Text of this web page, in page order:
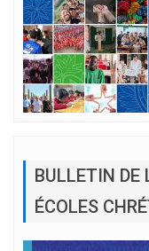
BULLETIN DE
ÉCOLES